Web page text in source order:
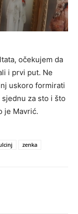
očekujem da
i prvi put. Ne
uskoro formirati
za sto i što
je Mavrić.
zenka